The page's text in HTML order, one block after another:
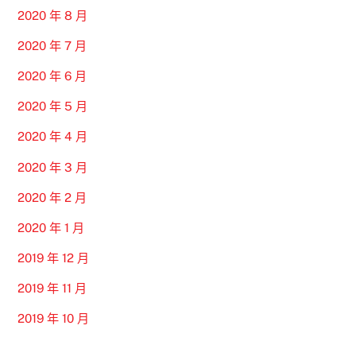
2020 年 8 月
2020 年 7 月
2020 年 6 月
2020 年 5 月
2020 年 4 月
2020 年 3 月
2020 年 2 月
2020 年 1 月
2019 年 12 月
2019 年 11 月
2019 年 10 月